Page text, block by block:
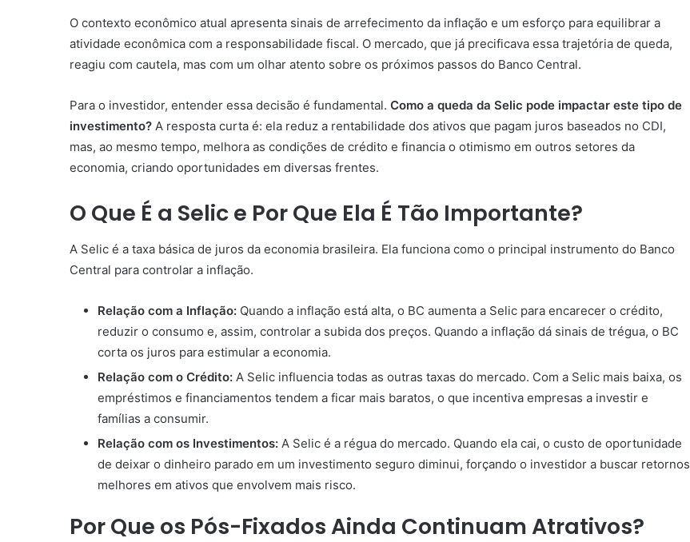
O contexto econômico atual apresenta sinais de arrefecimento da inflação e um esforço para equilibrar a
atividade econômica com a responsabilidade fiscal. O mercado, que já precificava essa trajetória de queda,
reagiu com cautela, mas com um olhar atento sobre os próximos passos do Banco Central.
Para o investidor, entender essa decisão é fundamental. Como a queda da Selic pode impactar este tipo de
investimento? A resposta curta é: ela reduz a rentabilidade dos ativos que pagam juros baseados no CDI,
mas, ao mesmo tempo, melhora as condições de crédito e financia o otimismo em outros setores da
economia, criando oportunidades em diversas frentes.
O Que É a Selic e Por Que Ela É Tão Importante?
A Selic é a taxa básica de juros da economia brasileira. Ela funciona como o principal instrumento do Banco
Central para controlar a inflação.
Relação com a Inflação: Quando a inflação está alta, o BC aumenta a Selic para encarecer o crédito,
reduzir o consumo e, assim, controlar a subida dos preços. Quando a inflação dá sinais de trégua, o BC
corta os juros para estimular a economia.
Relação com o Crédito: A Selic influencia todas as outras taxas do mercado. Com a Selic mais baixa, os
empréstimos e financiamentos tendem a ficar mais baratos, o que incentiva empresas a investir e
famílias a consumir.
Relação com os Investimentos: A Selic é a régua do mercado. Quando ela cai, o custo de oportunidade
de deixar o dinheiro parado em um investimento seguro diminui, forçando o investidor a buscar retornos
melhores em ativos que envolvem mais risco.
Por Que os Pós-Fixados Ainda Continuam Atrativos?